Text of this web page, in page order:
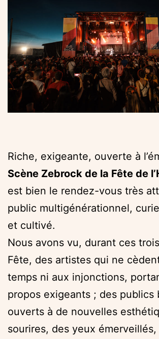
Riche, exigeante, ouverte à
Scène Zebrock de la Fête de
est bien le rendez-vous très
public multigénérationnel,
et cultivé.
Nous avons vu, durant ces
Fête, des artistes qui ne
temps ni aux injonctions,
propos exigeants ; des publics
ouverts à de nouvelles
sourires, des yeux